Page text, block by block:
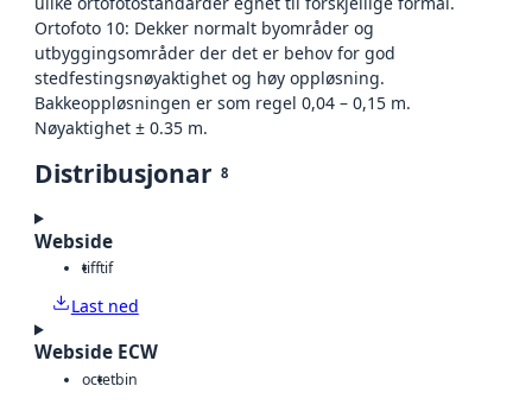
Ortofoto 10: Dekker normalt byområder og
utbyggingsområder der det er behov for god
stedfestingsnøyaktighet og høy oppløsning.
Bakkeoppløsningen er som regel 0,04 – 0,15 m.
Nøyaktighet ± 0.35 m.
Distribusjonar 8
Webside
tifftif
Last ned
Webside ECW
octetbin